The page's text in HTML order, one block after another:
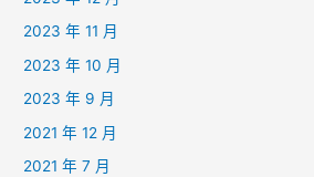
2023 年 11 月
2023 年 10 月
2023 年 9 月
2021 年 12 月
2021 年 7 月